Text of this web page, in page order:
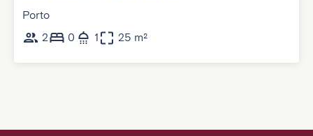
Porto
2
0 1 25 m²